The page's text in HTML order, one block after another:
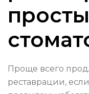
Проще всего
реставрации,